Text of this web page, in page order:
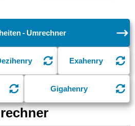
- Umrechner
Exahenry
Gigahenry